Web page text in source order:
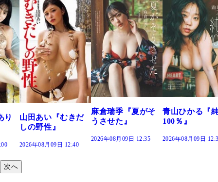
『むきだ
09日 12:40
麻倉瑞季『夏がそ
うさせた』
2026年08月09日 12:35
青山ひかる『純度
100％』
2026年08月09日 12:30
溝端 葵
つの、
で。』
2026年08
次へ